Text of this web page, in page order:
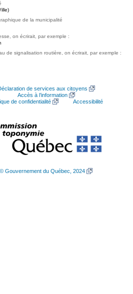
de la municipalité
on écrirait, par exemple :
de signalisation routière, on écrirait, par exemple :
de services aux citoyens
Accès à l’information
de confidentialité
Accessibilité
© Gouvernement du Québec, 2024